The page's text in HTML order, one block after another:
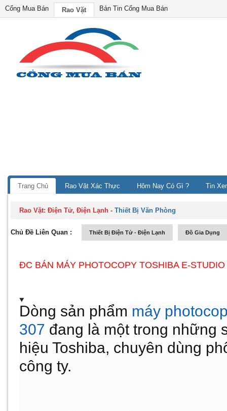
Cổng Mua Bán Rao Vặt Bản Tin Cổng Mua Bán
Trang Chủ Rao Vặt Xác Thực Hôm Nay Có Gì ? Tin
Rao Vặt:Điện Tử, Điện Lạnh -Thiết Bị Văn Phòng
Chủ Đề Liên Quan : Thiết Bị Điện Tử - Điện Lạnh Đồ Gia Dụng
ĐC BÁN MÁY PHOTOCOPY TOSHIBA E-
Dòng sản phẩm máy
307 đang là một trong những
hiệu Toshiba, chuyên dùng
công ty.